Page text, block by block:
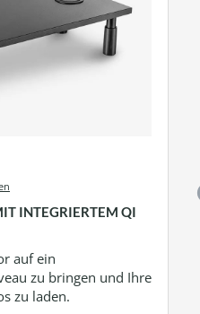
INTEGRIERTEM QI
auf ein
zu bringen und Ihre
zu laden.